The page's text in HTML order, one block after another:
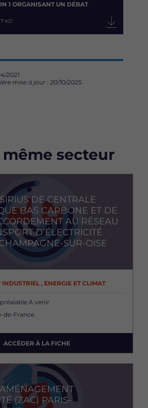
1 ORGANISANT UN DÉBAT
KO
2021
mise à jour : 20/10/2025
même secteur
DE CENTRALE
BAS CARBONE ET DE
AU RÉSEAU
D’ÉLECTRICITÉ
SUR-OISE
, ENERGIE ET CLIMAT
A venir
de-France
ACCÉDER À LA FICHE
(ZAC) PARIS-